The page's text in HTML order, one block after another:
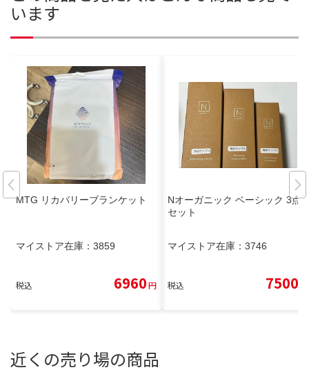
います
MTG リカバリーブランケット
マイストア在庫： 3859
税込 6960円
Nオーガニック ベーシック 3点
セット
マイストア在庫： 3746
税込 7500
近くの売り場の商品